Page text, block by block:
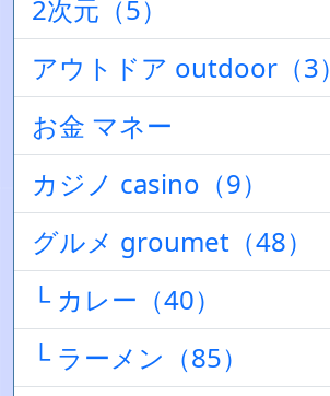
2次元（5）
アウトドア outdoor（3）
お金 マネー
カジノ casino（9）
グルメ groumet（48）
└ カレー（40）
└ ラーメン（85）